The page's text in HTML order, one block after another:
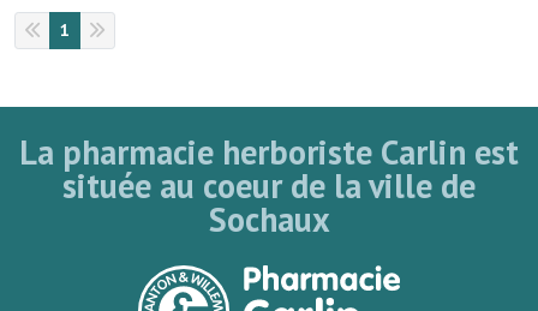
1
La pharmacie herboriste Carlin est
située au coeur de la ville de
Sochaux